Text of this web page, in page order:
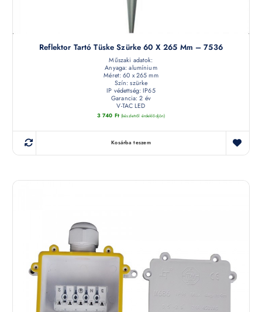
Reflektor Tartó Tüske Szürke 60 X 265 Mm – 7536
Műszaki adatok:
Anyaga: alumínium
Méret: 60 x 265 mm
Szín: szürke
IP védettség: IP65
Garancia: 2 év
V-TAC LED
3 740 Ft (készletről érdeklődjön)
Kosárba teszem